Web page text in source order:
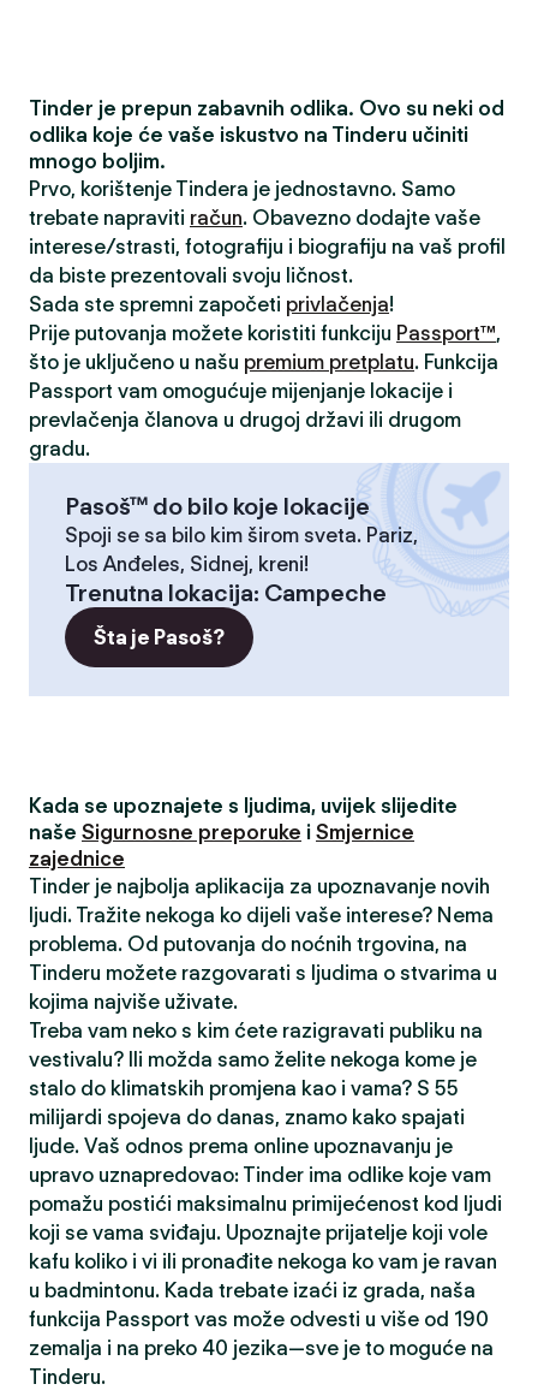
Tinder je prepun zabavnih odlika. Ovo su neki od
odlika koje će vaše iskustvo na Tinderu učiniti
mnogo boljim.
Prvo, korištenje Tindera je jednostavno. Samo
trebate napraviti račun. Obavezno dodajte vaše
interese/strasti, fotografiju i biografiju na vaš profil
da biste prezentovali svoju ličnost.
Sada ste spremni započeti privlačenja!
Prije putovanja možete koristiti funkciju Passport™,
što je uključeno u našu premium pretplatu. Funkcija
Passport vam omogućuje mijenjanje lokacije i
prevlačenja članova u drugoj državi ili drugom
gradu.
Pasoš™ do bilo koje lokacije
Spoji se sa bilo kim širom sveta. Pariz,
Los Anđeles, Sidnej, kreni!
Trenutna lokacija: Campeche
Šta je Pasoš?
Kada se upoznajete s ljudima, uvijek slijedite
naše Sigurnosne preporuke i Smjernice
zajednice
Tinder je najbolja aplikacija za upoznavanje novih
ljudi. Tražite nekoga ko dijeli vaše interese? Nema
problema. Od putovanja do noćnih trgovina, na
Tinderu možete razgovarati s ljudima o stvarima u
kojima najviše uživate.
Treba vam neko s kim ćete razigravati publiku na
vestivalu? Ili možda samo želite nekoga kome je
stalo do klimatskih promjena kao i vama? S 55
milijardi spojeva do danas, znamo kako spajati
ljude. Vaš odnos prema online upoznavanju je
upravo uznapredovao: Tinder ima odlike koje vam
pomažu postići maksimalnu primijećenost kod ljudi
koji se vama sviđaju. Upoznajte prijatelje koji vole
kafu koliko i vi ili pronađite nekoga ko vam je ravan
u badmintonu. Kada trebate izaći iz grada, naša
funkcija Passport vas može odvesti u više od 190
zemalja i na preko 40 jezika—sve je to moguće na
Tinderu.